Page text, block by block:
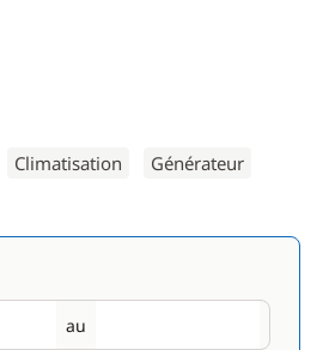
Climatisation Générateur
au
Retour